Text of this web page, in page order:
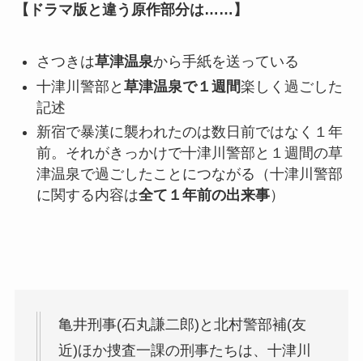
【ドラマ版と違う原作部分は……】
さつきは草津温泉から手紙を送っている
十津川警部と 草津温泉で１週間楽しく過ごした
記述
新宿で暴漢に襲われたのは数日前ではなく１年
前。それがきっかけで十津川警部と１週間の草
津温泉で過ごしたことにつながる（十津川警部
に関する内容は全て１年前の出来事）
亀井刑事(石丸謙二郎)と北村警部補(友
近)ほか捜査一課の刑事たちは、十津川